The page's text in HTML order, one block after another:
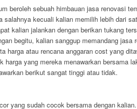
beroleh sebuah himbauan jasa renovasi
kecuali kalian memilih lebih dari
kalian jalankan dengan berikan tukang
begitu, kalian sanggup memandang jasa
harga atau rencana anggaran cost yang
yang mereka menawarkan bersama
berikut sangat tinggi atau tidak.
yang sudah cocok bersama dengan